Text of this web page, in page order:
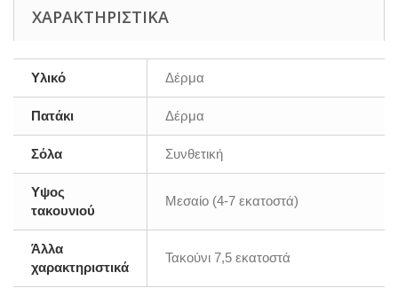
ΧΑΡΑΚΤΗΡΙΣΤΙΚΆ
Υλικό Δέρμα
Πατάκι Δέρμα
Σόλα Συνθετική
Υψος
τακουνιού
Μεσαίο (4-7 εκατοστά)
Άλλα
χαρακτηριστικά
Τακούνι 7,5 εκατοστά